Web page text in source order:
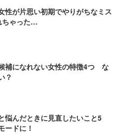
性が片思い初期でやりがちなミス
ゃった…
補になれない女性の特徴4つ な
？
悩んだときに見直したいこと5
ドに！